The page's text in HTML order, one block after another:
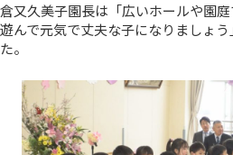
倉又久美子園長は「広いホールや園
遊んで元気で丈夫な子になりましょ
た。